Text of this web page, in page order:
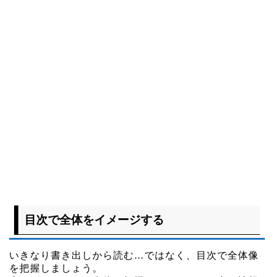
目次で全体をイメージする
いきなり書き出しから読む…ではなく、目次で全体像
を把握しましょう。